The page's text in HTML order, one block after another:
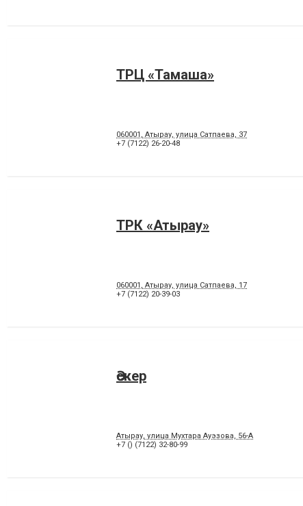
ТРЦ «Тамаша»
060001, Атырау, улица Сатпаева, 37
+7 (7122) 26-20-48
ТРК «Атырау»
060001, Атырау, улица Сатпаева, 17
+7 (7122) 20-39-03
Әскер
Атырау, улица Мухтара Ауэзова, 56-А
+7 () (7122) 32-80-99